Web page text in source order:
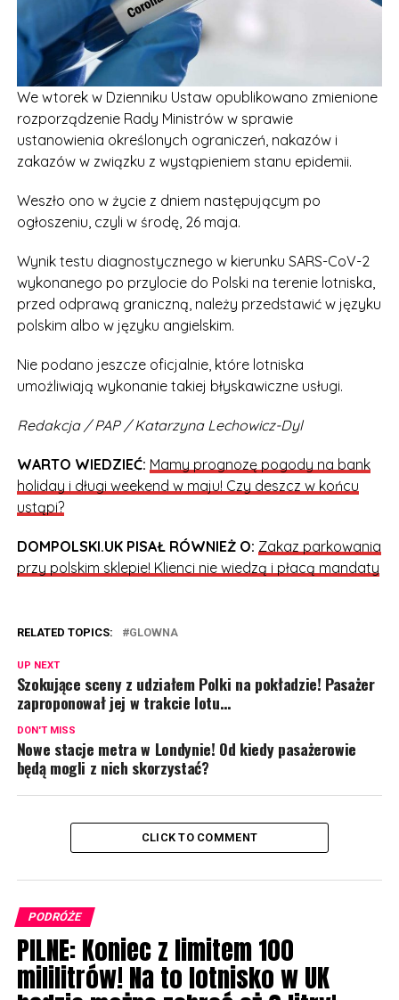
We wtorek w Dzienniku Ustaw opublikowano zmienione
rozporządzenie Rady Ministrów w sprawie
ustanowienia określonych ograniczeń, nakazów i
zakazów w związku z wystąpieniem stanu epidemii.
Weszło ono w życie z dniem następującym po
ogłoszeniu, czyli w środę, 26 maja.
Wynik testu diagnostycznego w kierunku SARS-CoV-2
wykonanego po przylocie do Polski na terenie lotniska,
przed odprawą graniczną, należy przedstawić w języku
polskim albo w języku angielskim.
Nie podano jeszcze oficjalnie, które lotniska
umożliwiają wykonanie takiej błyskawiczne usługi.
Redakcja / PAP / Katarzyna Lechowicz-Dyl
WARTO WIEDZIEĆ: Mamy prognozę pogody na bank
holiday i długi weekend w maju! Czy deszcz w końcu
ustąpi?
DOMPOLSKI.UK PISAŁ RÓWNIEŻ O: Zakaz parkowania
przy polskim sklepie! Klienci nie wiedzą i płacą mandaty
RELATED TOPICS: GLOWNA
UP NEXT
Szokujące sceny z udziałem Polki na pokładzie! Pasażer
zaproponował jej w trakcie lotu…
DON'T MISS
Nowe stacje metra w Londynie! Od kiedy pasażerowie
będą mogli z nich skorzystać?
CLICK TO COMMENT
PODRÓŻE
PILNE: Koniec z limitem 100
mililitrów! Na to lotnisko w UK